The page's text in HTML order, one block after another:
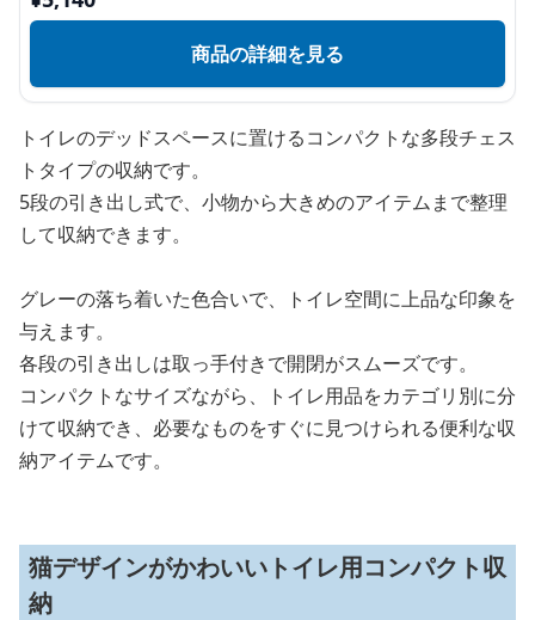
商品の詳細を見る
トイレのデッドスペースに置けるコンパクトな多段チェス
トタイプの収納です。
5段の引き出し式で、小物から大きめのアイテムまで整理
して収納できます。
グレーの落ち着いた色合いで、トイレ空間に上品な印象を
与えます。
各段の引き出しは取っ手付きで開閉がスムーズです。
コンパクトなサイズながら、トイレ用品をカテゴリ別に分
けて収納でき、必要なものをすぐに見つけられる便利な収
納アイテムです。
猫デザインがかわいいトイレ用コンパクト収
納